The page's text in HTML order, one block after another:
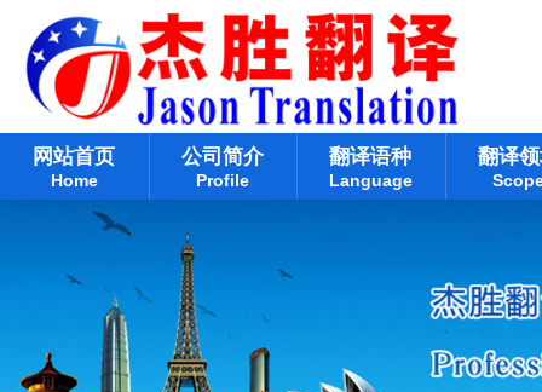
网站首页
Home
公司简介
Profile
翻译语种
Language
翻译